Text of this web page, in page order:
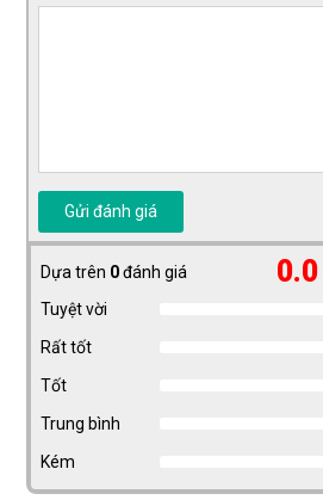
Gửi đánh giá
Dựa trên 0đánh giá 0.0
Tuyệt vời
Rất tốt
Tốt
Trung bình
Kém